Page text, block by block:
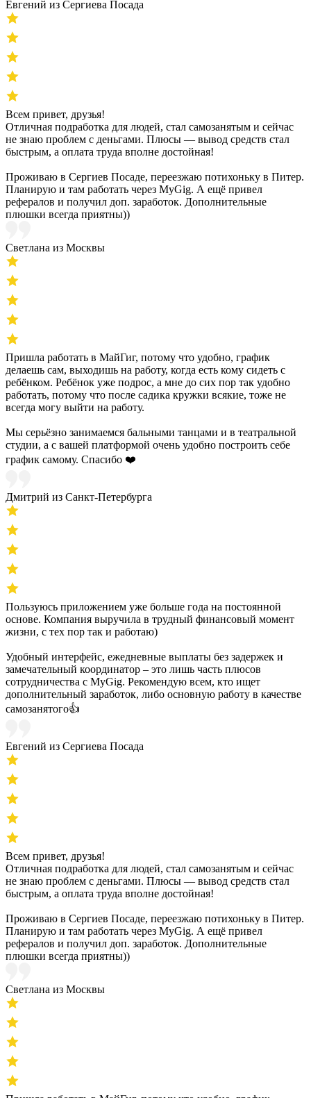
Евгений из Сергиева Посада
Всем привет, друзья!
Отличная подработка для людей, стал самозанятым и сейчас
не знаю проблем с деньгами. Плюсы — вывод средств стал
быстрым, а оплата труда вполне достойная!
Проживаю в Сергиев Посаде, переезжаю потихоньку в Питер.
Планирую и там работать через MyGig. А ещё привел
рефералов и получил доп. заработок. Дополнительные
плюшки всегда приятны))
Светлана из Москвы
Пришла работать в МайГиг, потому что удобно, график
делаешь сам, выходишь на работу, когда есть кому сидеть с
ребёнком. Ребёнок уже подрос, а мне до сих пор так удобно
работать, потому что после садика кружки всякие, тоже не
всегда могу выйти на работу.
Мы серьёзно занимаемся бальными танцами и в театральной
студии, а с вашей платформой очень удобно построить себе
график самому. Спасибо ❤️
Дмитрий из Санкт-Петербурга
Пользуюсь приложением уже больше года на постоянной
основе. Компания выручила в трудный финансовый момент
жизни, с тех пор так и работаю)
Удобный интерфейс, ежедневные выплаты без задержек и
замечательный координатор – это лишь часть плюсов
сотрудничества с MyGig. Рекомендую всем, кто ищет
дополнительный заработок, либо основную работу в качестве
самозанятого👍
Евгений из Сергиева Посада
Всем привет, друзья!
Отличная подработка для людей, стал самозанятым и сейчас
не знаю проблем с деньгами. Плюсы — вывод средств стал
быстрым, а оплата труда вполне достойная!
Проживаю в Сергиев Посаде, переезжаю потихоньку в Питер.
Планирую и там работать через MyGig. А ещё привел
рефералов и получил доп. заработок. Дополнительные
плюшки всегда приятны))
Светлана из Москвы